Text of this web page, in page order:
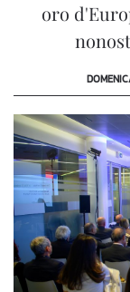
oro